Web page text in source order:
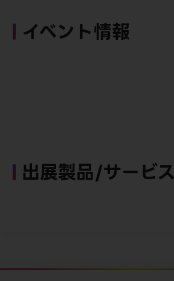
イベント情報
出展製品/サービス